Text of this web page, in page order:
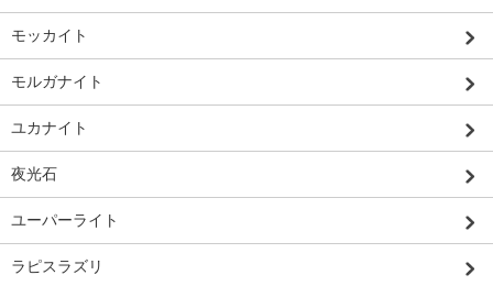
モッカイト
モルガナイト
ユカナイト
夜光石
ユーパーライト
ラピスラズリ